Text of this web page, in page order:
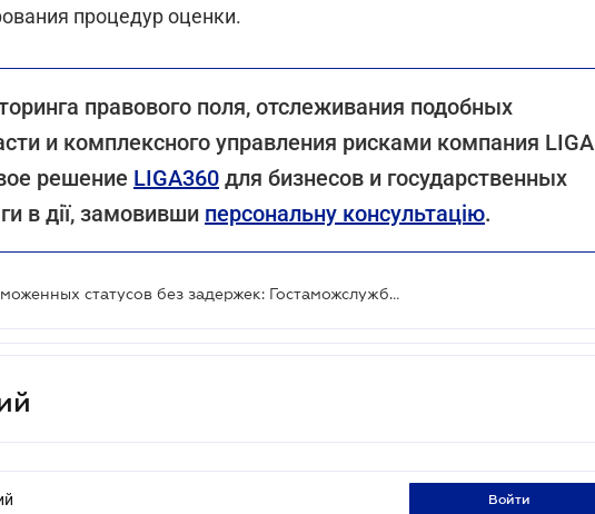
процедур оценки.
правового поля, отслеживания подобных
и комплексного управления рисками компания LIGA
решение LIGA360 для бизнесов и государственных
в дії, замовивши персональну консультацію.
Оформление таможенных статусов без задержек: Гостаможслужба дала инструкцию
войти